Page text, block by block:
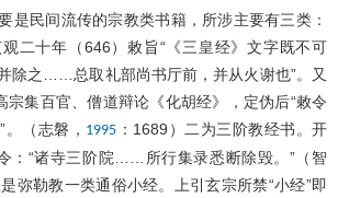
是民间流传的宗教类书籍，所涉主要有三类：
二十年（646）敕旨“《三皇经》文字既不可
除之……总取礼部尚书厅前，并从火谢也”。又
宗集百官、僧道辩论《化胡经》，定伪后“敕令
（志磐， 1995 ：1689）二为三阶教经书。开
：“诸寺三阶院……所行集录悉断除毁。”（智
是弥勒教一类通俗小经。上引玄宗所禁“小经”即